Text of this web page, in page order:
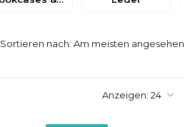
Anzeigen:
Sortieren nach: